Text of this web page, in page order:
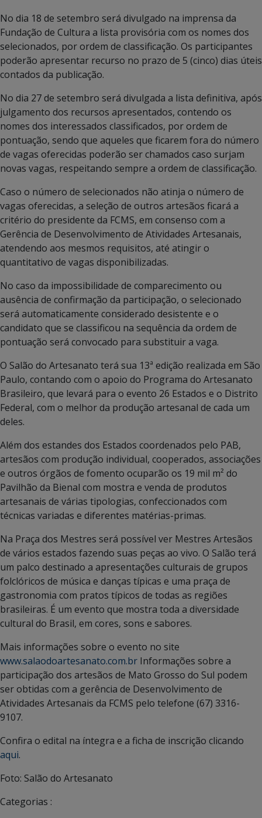
No dia 18 de setembro será divulgado na imprensa da
Fundação de Cultura a lista provisória com os nomes dos
selecionados, por ordem de classificação. Os participantes
poderão apresentar recurso no prazo de 5 (cinco) dias úteis
contados da publicação.
No dia 27 de setembro será divulgada a lista definitiva, após
julgamento dos recursos apresentados, contendo os
nomes dos interessados classificados, por ordem de
pontuação, sendo que aqueles que ficarem fora do número
de vagas oferecidas poderão ser chamados caso surjam
novas vagas, respeitando sempre a ordem de classificação.
Caso o número de selecionados não atinja o número de
vagas oferecidas, a seleção de outros artesãos ficará a
critério do presidente da FCMS, em consenso com a
Gerência de Desenvolvimento de Atividades Artesanais,
atendendo aos mesmos requisitos, até atingir o
quantitativo de vagas disponibilizadas.
No caso da impossibilidade de comparecimento ou
ausência de confirmação da participação, o selecionado
será automaticamente considerado desistente e o
candidato que se classificou na sequência da ordem de
pontuação será convocado para substituir a vaga.
O Salão do Artesanato terá sua 13ª edição realizada em São
Paulo, contando com o apoio do Programa do Artesanato
Brasileiro, que levará para o evento 26 Estados e o Distrito
Federal, com o melhor da produção artesanal de cada um
deles.
Além dos estandes dos Estados coordenados pelo PAB,
artesãos com produção individual, cooperados, associações
e outros órgãos de fomento ocuparão os 19 mil m² do
Pavilhão da Bienal com mostra e venda de produtos
artesanais de várias tipologias, confeccionados com
técnicas variadas e diferentes matérias-primas.
Na Praça dos Mestres será possível ver Mestres Artesãos
de vários estados fazendo suas peças ao vivo. O Salão terá
um palco destinado a apresentações culturais de grupos
folclóricos de música e danças típicas e uma praça de
gastronomia com pratos típicos de todas as regiões
brasileiras. É um evento que mostra toda a diversidade
cultural do Brasil, em cores, sons e sabores.
Mais informações sobre o evento no site
www.salaodoartesanato.com.br Informações sobre a
participação dos artesãos de Mato Grosso do Sul podem
ser obtidas com a gerência de Desenvolvimento de
Atividades Artesanais da FCMS pelo telefone (67) 3316-
9107.
Confira o edital na íntegra e a ficha de inscrição clicando
aqui.
Foto: Salão do Artesanato
Categorias :